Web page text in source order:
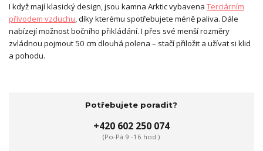
I když mají klasický design, jsou kamna Arktic vybavena Terciárním
přívodem vzduchu, díky kterému spotřebujete méně paliva. Dále
nabízejí možnost bočního přikládání. I přes své menší rozměry
zvládnou pojmout 50 cm dlouhá polena – stačí přiložit a užívat si klid
a pohodu.
Potřebujete poradit?
+420 602 250 074
(Po-Pá 9 -16 hod.)